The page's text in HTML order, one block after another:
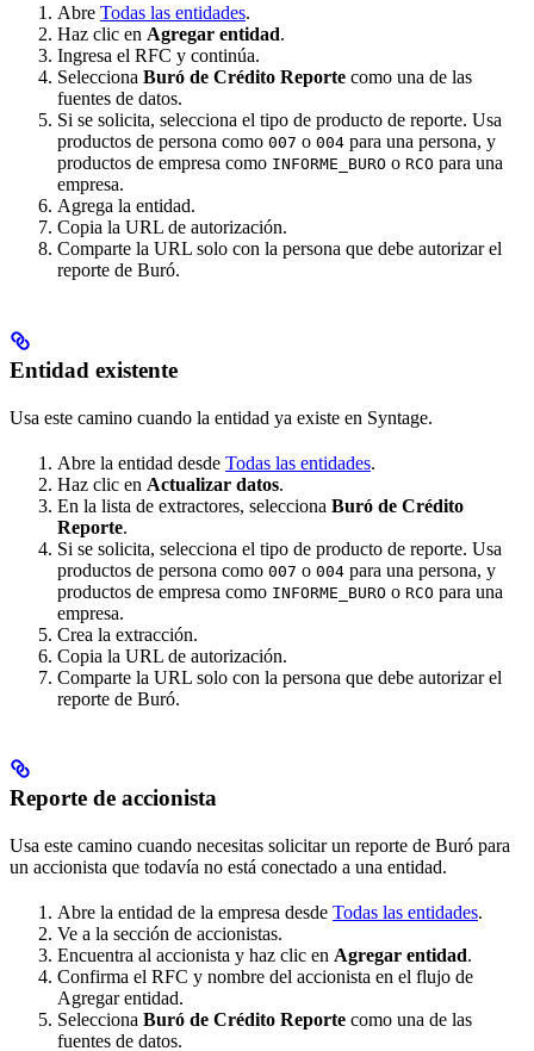
Abre Todas las entidades.
Haz clic en Agregar entidad.
Ingresa el RFC y continúa.
Selecciona Buró de Crédito Reporte como una de las
fuentes de datos.
Si se solicita, selecciona el tipo de producto de reporte. Usa
productos de persona como 007 o 004 para una persona, y
productos de empresa como INFORME_BURO o RCO para una
empresa.
Agrega la entidad.
Copia la URL de autorización.
Comparte la URL solo con la persona que debe autorizar el
reporte de Buró.
Entidad existente
Usa este camino cuando la entidad ya existe en Syntage.
Abre la entidad desde Todas las entidades.
Haz clic en Actualizar datos.
En la lista de extractores, selecciona Buró de Crédito
Reporte.
Si se solicita, selecciona el tipo de producto de reporte. Usa
productos de persona como 007 o 004 para una persona, y
productos de empresa como INFORME_BURO o RCO para una
empresa.
Crea la extracción.
Copia la URL de autorización.
Comparte la URL solo con la persona que debe autorizar el
reporte de Buró.
Reporte de accionista
Usa este camino cuando necesitas solicitar un reporte de Buró para
un accionista que todavía no está conectado a una entidad.
Abre la entidad de la empresa desde Todas las entidades.
Ve a la sección de accionistas.
Encuentra al accionista y haz clic en Agregar entidad.
Confirma el RFC y nombre del accionista en el flujo de
Agregar entidad.
Selecciona Buró de Crédito Reporte como una de las
fuentes de datos.